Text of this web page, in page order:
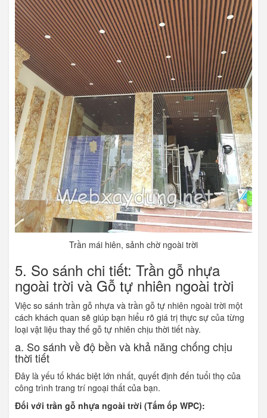
Trần mái hiên, sảnh chờ ngoài trời
5. So sánh chi tiết: Trần gỗ nhựa
ngoài trời và Gỗ tự nhiên ngoài trời
Việc so sánh trần gỗ nhựa và trần gỗ tự nhiên ngoài trời một
cách khách quan sẽ giúp bạn hiểu rõ giá trị thực sự của từng
loại vật liệu thay thế gỗ tự nhiên chịu thời tiết này.
a. So sánh về độ bền và khả năng chống chịu
thời tiết
Đây là yếu tố khác biệt lớn nhất, quyết định đến tuổi thọ của
công trình trang trí ngoại thất của bạn.
Đối với trần gỗ nhựa ngoài trời (Tấm ốp WPC):